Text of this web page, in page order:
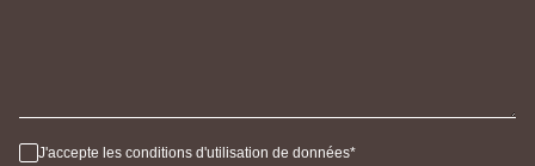
J'accepte les conditions d'utilisation de données